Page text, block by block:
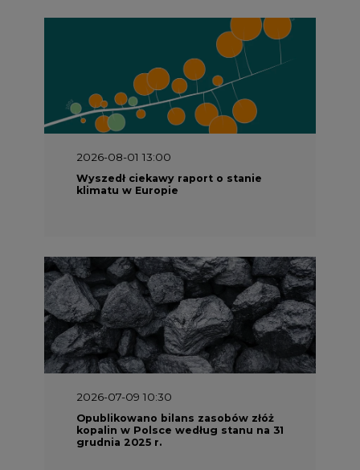
2026-08-01 13:00
Wyszedł ciekawy raport o stanie
klimatu w Europie
2026-07-09 10:30
Opublikowano bilans zasobów złóż
kopalin w Polsce według stanu na 31
grudnia 2025 r.